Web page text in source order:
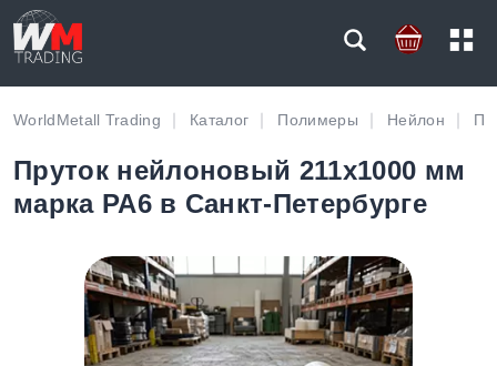
WorldMetall Trading Каталог Полимеры Нейлон
Пруток нейлоновый 211х1000 мм
марка PA6 в Санкт-Петербурге